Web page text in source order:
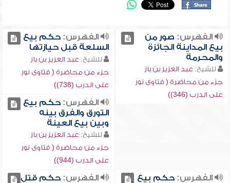
الفهرس: صور من
بيع المداينة الجائزة
والمحرمة
للشيخ: عبد العزيز بن باز
جزء من محاضرة ( فتاوى نور
على الدرب (346))
الفهرس:حكم بيع
السلعة قبل حيازتها
للشيخ: عبد العزيز بن باز
جزء من محاضرة ( فتاوى نور
على الدرب (738))
الفهرس:حكم بيع
التورق والفرق بينه
وبين بيع العينة
للشيخ: عبد العزيز بن باز
جزء من محاضرة ( فتاوى نور
على الدرب (944))
الفهرس:حكم بيع
الفهرس:حكم قتل